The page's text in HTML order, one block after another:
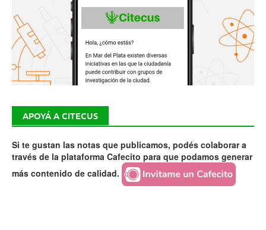
APOYÁ A CITECUS
Si te gustan las notas que publicamos, podés colaborar a
través de la plataforma Cafecito para que podamos generar
más contenido de calidad.